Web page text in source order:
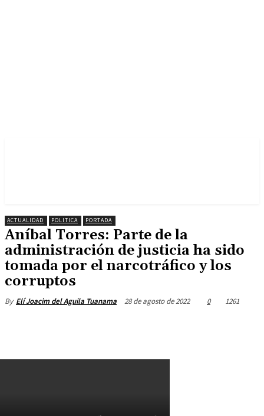
ACTUALIDAD POLITICA PORTADA
Aníbal Torres: Parte de la
administración de justicia ha sido
tomada por el narcotráfico y los
corruptos
By Elí Joacim del Aguila Tuanama 28 de agosto de 2022 0 1261